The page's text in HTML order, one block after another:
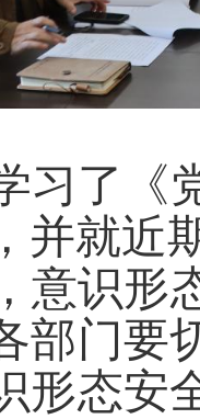
习了《
并就
意识形
部门要
形态安